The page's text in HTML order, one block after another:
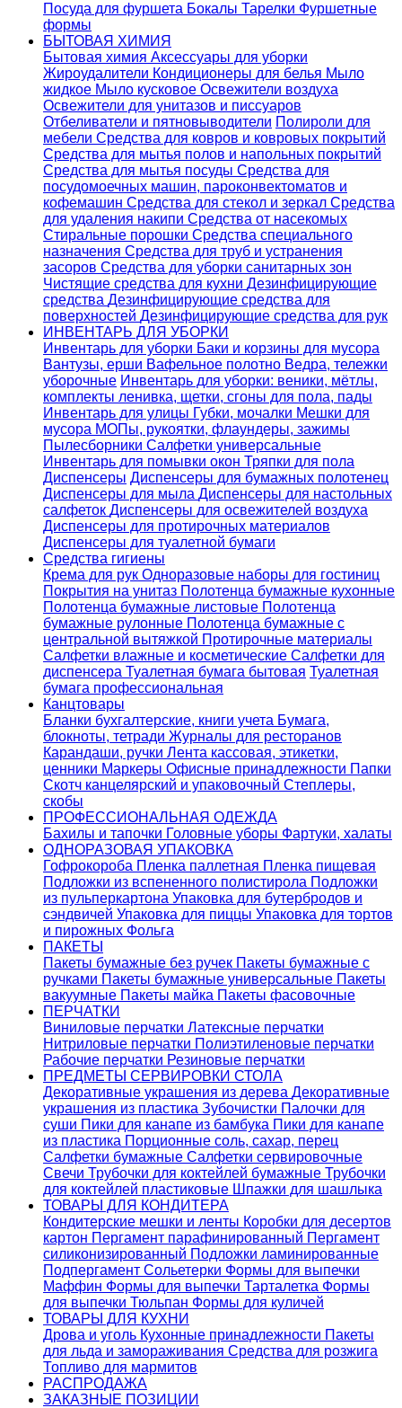
Посуда для фуршета Бокалы Тарелки Фуршетные
формы
БЫТОВАЯ ХИМИЯ
Бытовая химия Аксессуары для уборки
Жироудалители Кондиционеры для белья Мыло
жидкое Мыло кусковое Освежители воздуха
Освежители для унитазов и писсуаров
Отбеливатели и пятновыводители Полироли для
мебели Средства для ковров и ковровых покрытий
Средства для мытья полов и напольных покрытий
Средства для мытья посуды Средства для
посудомоечных машин, пароконвектоматов и
кофемашин Средства для стекол и зеркал Средства
для удаления накипи Средства от насекомых
Стиральные порошки Cредства специального
назначения Средства для труб и устранения
засоров Средства для уборки санитарных зон
Чистящие средства для кухни Дезинфицирующие
средства Дезинфицирующие средства для
поверхностей Дезинфицирующие средства для рук
ИНВЕНТАРЬ ДЛЯ УБОРКИ
Инвентарь для уборки Баки и корзины для мусора
Вантузы, ерши Вафельное полотно Ведра, тележки
уборочные Инвентарь для уборки: веники, мётлы,
комплекты ленивка, щетки, сгоны для пола, пады
Инвентарь для улицы Губки, мочалки Мешки для
мусора МОПы, рукоятки, флаундеры, зажимы
Пылесборники Салфетки универсальные
Инвентарь для помывки окон Тряпки для пола
Диспенсеры Диспенсеры для бумажных полотенец
Диспенсеры для мыла Диспенсеры для настольных
салфеток Диспенсеры для освежителей воздуха
Диспенсеры для протирочных материалов
Диспенсеры для туалетной бумаги
Средства гигиены
Крема для рук Одноразовые наборы для гостиниц
Покрытия на унитаз Полотенца бумажные кухонные
Полотенца бумажные листовые Полотенца
бумажные рулонные Полотенца бумажные с
центральной вытяжкой Протирочные материалы
Салфетки влажные и косметические Салфетки для
диспенсера Туалетная бумага бытовая Туалетная
бумага профессиональная
Канцтовары
Бланки бухгалтерские, книги учета Бумага,
блокноты, тетради Журналы для ресторанов
Карандаши, ручки Лента кассовая, этикетки,
ценники Маркеры Офисные принадлежности Папки
Скотч канцелярский и упаковочный Степлеры,
скобы
ПРОФЕССИОНАЛЬНАЯ ОДЕЖДА
Бахилы и тапочки Головные уборы Фартуки, халаты
ОДНОРАЗОВАЯ УПАКОВКА
Гофрокороба Пленка паллетная Пленка пищевая
Подложки из вспененного полистирола Подложки
из пульперкартона Упаковка для бутербродов и
сэндвичей Упаковка для пиццы Упаковка для тортов
и пирожных Фольга
ПАКЕТЫ
Пакеты бумажные без ручек Пакеты бумажные с
ручками Пакеты бумажные универсальные Пакеты
вакуумные Пакеты майка Пакеты фасовочные
ПЕРЧАТКИ
Виниловые перчатки Латексные перчатки
Нитриловые перчатки Полиэтиленовые перчатки
Рабочие перчатки Резиновые перчатки
ПРЕДМЕТЫ СЕРВИРОВКИ СТОЛА
Декоративные украшения из дерева Декоративные
украшения из пластика Зубочистки Палочки для
суши Пики для канапе из бамбука Пики для канапе
из пластика Порционные соль, сахар, перец
Салфетки бумажные Салфетки сервировочные
Свечи Трубочки для коктейлей бумажные Трубочки
для коктейлей пластиковые Шпажки для шашлыка
ТОВАРЫ ДЛЯ КОНДИТЕРА
Кондитерские мешки и ленты Коробки для десертов
картон Пергамент парафинированный Пергамент
силиконизированный Подложки ламинированные
Подпергамент Сольетерки Формы для выпечки
Маффин Формы для выпечки Тарталетка Формы
для выпечки Тюльпан Формы для куличей
ТОВАРЫ ДЛЯ КУХНИ
Дрова и уголь Кухонные принадлежности Пакеты
для льда и замораживания Средства для розжига
Топливо для мармитов
РАСПРОДАЖА
ЗАКАЗНЫЕ ПОЗИЦИИ